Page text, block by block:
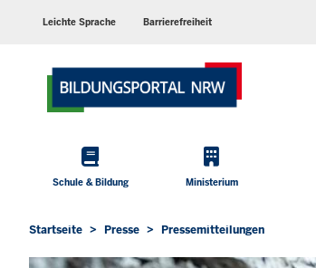
Sprachen
Leichte Sprache Barrierefreiheit
Hauptmenü
Schule & Bildung Ministerium
Sie
befinden
Startseite Presse Pressemitteilungen